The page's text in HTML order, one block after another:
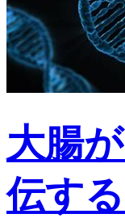
大腸
伝す